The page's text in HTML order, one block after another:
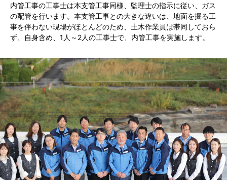
内管工事の工事士は本支管工事同様、監理士の指示に従い、ガス
の配管を行います。本支管工事との大きな違いは、地面を掘る工
事を伴わない現場がほとんどのため、土木作業員は帯同しておら
ず、自身含め、1人～2人の工事士で、内管工事を実施します。